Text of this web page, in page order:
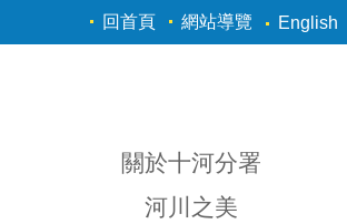
跳到主要內容區塊
回首頁 網站導覽 English
關於十河分署
河川之美